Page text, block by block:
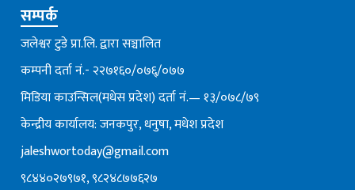
सम्पर्क
जलेश्वर टुडे प्रा.लि. द्वारा सञ्चालित
कम्पनी दर्ता नं.- २२७१६०/०७६्/०७७
मिडिया काउन्सिल(मधेस प्रदेश) दर्ता नं.— १३/०७८/७९
केन्द्रीय कार्यालय: जनकपुर, धनुषा, मधेश प्रदेश
jaleshwortoday@gmail.com
९८४४०२७९७१, ९८२४८७७६२७